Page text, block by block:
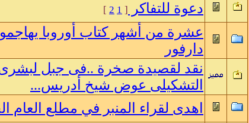
دعوة للتفاكر [
1
2
]
عشرة من أشهر كتاب أوروبا
دارفور
نقد لقصيدة صخرة ..فى جبل لبشرى
التشكيلى عوض شيخ أدريس...
اهدى لقراء المنبر في مطلع العام